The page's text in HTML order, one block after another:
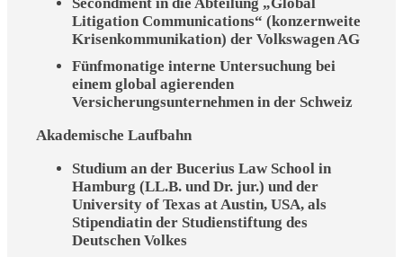
Litigation Communications“ (konzernweite
Krisenkommunikation) der Volkswagen AG
Fünfmonatige interne Untersuchung bei
einem global agierenden
Versicherungsunternehmen in der Schweiz
Akademische Laufbahn
Studium an der Bucerius Law School in
Hamburg (LL.B. und Dr. jur.) und der
University of Texas at Austin, USA, als
Stipendiatin der Studienstiftung des
Deutschen Volkes